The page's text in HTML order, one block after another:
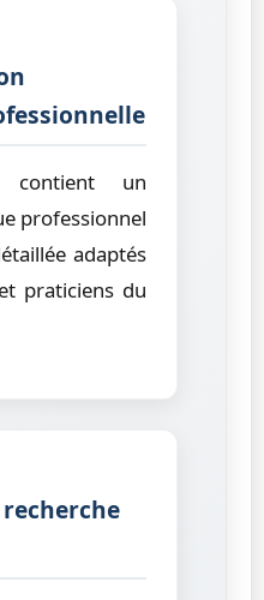
contient un
professionnel
adaptés
praticiens du